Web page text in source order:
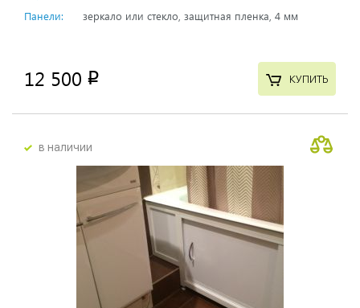
Панели:
зеркало или стекло, защитная пленка, 4 мм
12 500 p КУПИТЬ
в наличии